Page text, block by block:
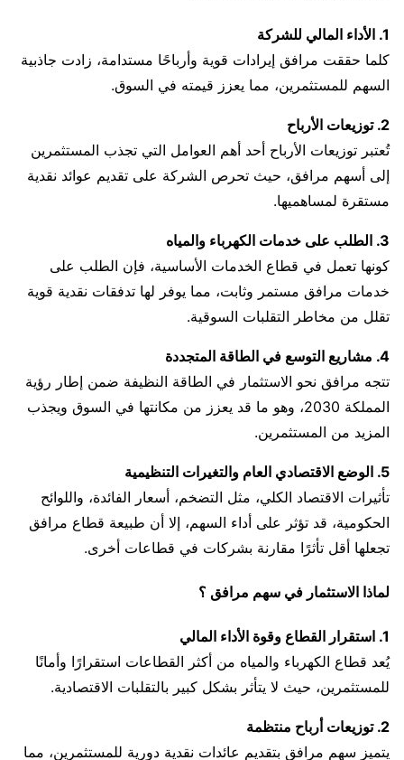
1. الأداء المالي للشركة
كلما حققت مرافق إيرادات قوية وأرباحًا مستدامة، زادت جاذبية
السهم للمستثمرين، مما يعزز قيمته في السوق.
2. توزيعات الأرباح
تُعتبر توزيعات الأرباح أحد أهم العوامل التي تجذب المستثمرين
إلى أسهم مرافق، حيث تحرص الشركة على تقديم عوائد نقدية
مستقرة لمساهميها.
3. الطلب على خدمات الكهرباء والمياه
كونها تعمل في قطاع الخدمات الأساسية، فإن الطلب على
خدمات مرافق مستمر وثابت، مما يوفر لها تدفقات نقدية قوية
تقلل من مخاطر التقلبات السوقية.
4. مشاريع التوسع في الطاقة المتجددة
تتجه مرافق نحو الاستثمار في الطاقة النظيفة ضمن إطار رؤية
المملكة 2030، وهو ما قد يعزز من مكانتها في السوق ويجذب
المزيد من المستثمرين.
5. الوضع الاقتصادي العام والتغيرات التنظيمية
تأثيرات الاقتصاد الكلي، مثل التضخم، أسعار الفائدة، واللوائح
الحكومية، قد تؤثر على أداء السهم، إلا أن طبيعة قطاع مرافق
تجعلها أقل تأثرًا مقارنة بشركات في قطاعات أخرى.
لماذا الاستثمار في سهم مرافق ؟
1. استقرار القطاع وقوة الأداء المالي
يُعد قطاع الكهرباء والمياه من أكثر القطاعات استقرارًا وأمانًا
للمستثمرين، حيث لا يتأثر بشكل كبير بالتقلبات الاقتصادية.
2. توزيعات أرباح منتظمة
يتميز سهم مرافق بتقديم عائدات نقدية دورية للمستثمرين، مما